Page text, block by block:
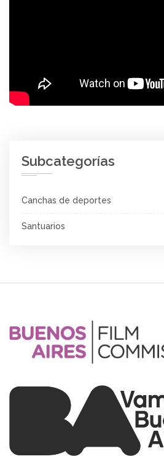
Subcategorías
Canchas de deportes
Santuarios